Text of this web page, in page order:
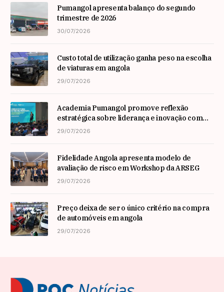
Pumangol apresenta balanço do segundo
trimestre de 2026
30/07/2026
Custo total de utilização ganha peso na escolha
de viaturas em angola
29/07/2026
Academia Pumangol promove reflexão
estratégica sobre liderança e inovação com
especialista internacional Nadim Habib
29/07/2026
Fidelidade Angola apresenta modelo de
avaliação de risco em Workshop da ARSEG
29/07/2026
Preço deixa de ser o único critério na compra
de automóveis em angola
29/07/2026